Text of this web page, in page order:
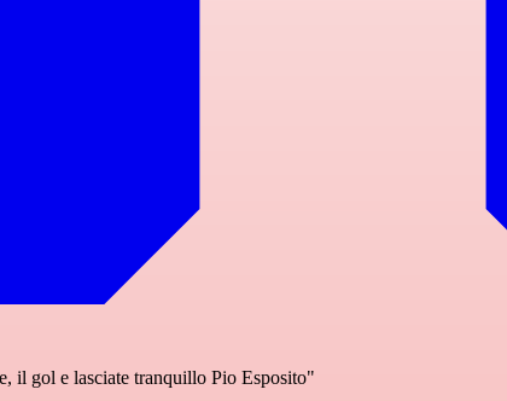
il gol e lasciate tranquillo Pio Esposito"